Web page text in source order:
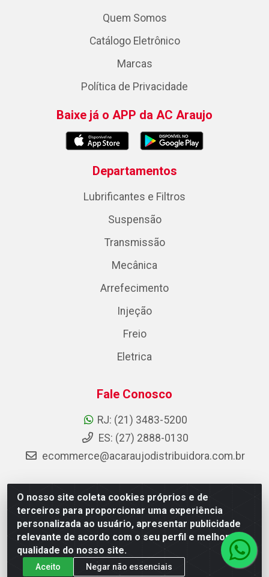
O nosso site coleta cookies próprios e de
terceiros para proporcionar uma experiência
personalizada ao usuário, apresentar publicidade
relevante de acordo com o seu perfil e melhorar a
qualidade do nosso site.
Aceito Negar não essenciais
Quem Somos
Catálogo Eletrônico
Marcas
Política de Privacidade
Baixe já o APP da AC Araujo
Departamentos
Lubrificantes e Filtros
Suspensão
Transmissão
Mecânica
Arrefecimento
Injeção
Freio
Eletrica
Fale Conosco
RJ: (21) 3483-5200
ES: (27) 2888-0130
ecommerce@acaraujodistribuidora.com.br
AC Araujo Distribuidora - Rua Carneiro de Campos, 42 -
São Cristóvão, Rio de Janeiro/RJ - CEP 20.920-410 -
CNPJ 08.744.753/0003-85